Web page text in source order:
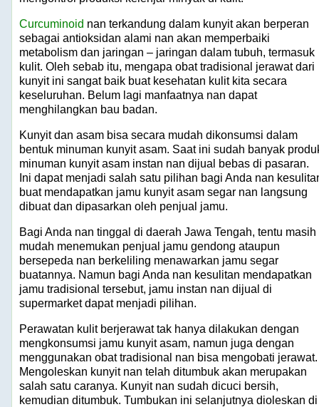
Curcuminoid nan terkandung dalam kunyit akan berperan
sebagai antioksidan alami nan akan memperbaiki
metabolism dan jaringan – jaringan dalam tubuh, termasuk
kulit. Oleh sebab itu, mengapa obat tradisional jerawat dari
kunyit ini sangat baik buat kesehatan kulit kita secara
keseluruhan. Belum lagi manfaatnya nan dapat
menghilangkan bau badan.
Kunyit dan asam bisa secara mudah dikonsumsi dalam
bentuk minuman kunyit asam. Saat ini sudah banyak
minuman kunyit asam instan nan dijual bebas di pasaran.
Ini dapat menjadi salah satu pilihan bagi Anda nan
buat mendapatkan jamu kunyit asam segar nan langsung
dibuat dan dipasarkan oleh penjual jamu.
Bagi Anda nan tinggal di daerah Jawa Tengah, tentu masih
mudah menemukan penjual jamu gendong ataupun
bersepeda nan berkeliling menawarkan jamu segar
buatannya. Namun bagi Anda nan kesulitan mendapatkan
jamu tradisional tersebut, jamu instan nan dijual di
supermarket dapat menjadi pilihan.
Perawatan kulit berjerawat tak hanya dilakukan dengan
mengkonsumsi jamu kunyit asam, namun juga dengan
menggunakan obat tradisional nan bisa mengobati jerawat.
Mengoleskan kunyit nan telah ditumbuk akan merupakan
salah satu caranya. Kunyit nan sudah dicuci bersih,
kemudian ditumbuk. Tumbukan ini selanjutnya dioleskan di